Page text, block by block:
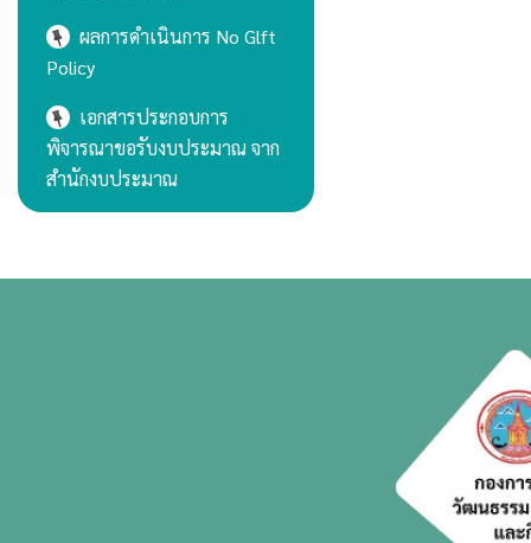
ผลการดำเนินการ No Glft
Policy
เอกสารประกอบการ
พิจารณาขอรับงบประมาณ จาก
สำนักงบประมาณ